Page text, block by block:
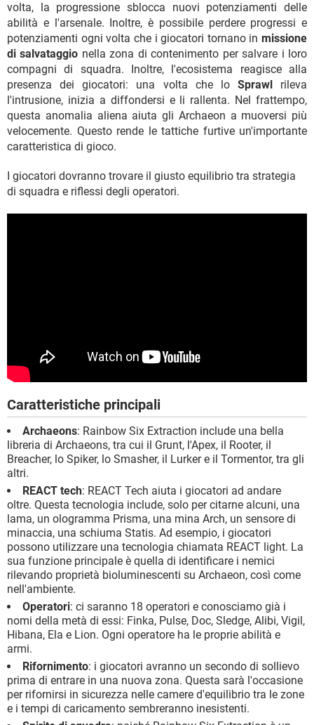
volta, la progressione sblocca nuovi potenziamenti delle
abilità e l'arsenale. Inoltre, è possibile perdere progressi e
potenziamenti ogni volta che i giocatori tornano in missione
di salvataggio nella zona di contenimento per salvare i loro
compagni di squadra. Inoltre, l'ecosistema reagisce alla
presenza dei giocatori: una volta che lo Sprawlrileva
l'intrusione, inizia a diffondersi e li rallenta. Nel frattempo,
questa anomalia aliena aiuta gli Archaeon a muoversi più
velocemente. Questo rende le tattiche furtive un'importante
caratteristica di gioco.
I giocatori dovranno trovare il giusto equilibrio tra strategia
di squadra e riflessi degli operatori.
Caratteristiche principali
Archaeons: Rainbow Six Extraction include una bella
libreria di Archaeons, tra cui il Grunt, l'Apex, il Rooter, il
Breacher, lo Spiker, lo Smasher, il Lurker e il Tormentor, tra gli
altri.
REACT tech: REACT Tech aiuta i giocatori ad andare
oltre. Questa tecnologia include, solo per citarne alcuni, una
lama, un ologramma Prisma, una mina Arch, un sensore di
minaccia, una schiuma Statis. Ad esempio, i giocatori
possono utilizzare una tecnologia chiamata REACT light. La
sua funzione principale è quella di identificare i nemici
rilevando proprietà bioluminescenti su Archaeon, così come
nell'ambiente.
Operatori: ci saranno 18 operatori e conosciamo già i
nomi della metà di essi: Finka, Pulse, Doc, Sledge, Alibi, Vigil,
Hibana, Ela e Lion. Ogni operatore ha le proprie abilità e
armi.
Rifornimento: i giocatori avranno un secondo di sollievo
prima di entrare in una nuova zona. Questa sarà l'occasione
per rifornirsi in sicurezza nelle camere d'equilibrio tra le zone
e i tempi di caricamento sembreranno inesistenti.